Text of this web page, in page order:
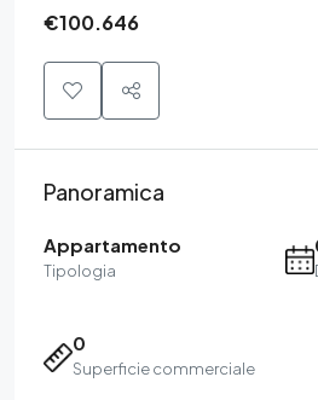
€100.646
Panoramica
Appartamento
Tipologia
0
Superficie commerciale